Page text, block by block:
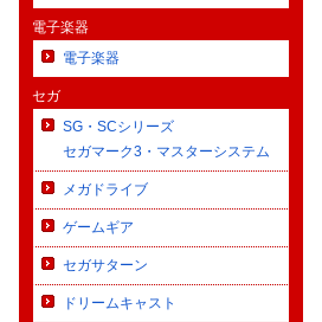
電子楽器
電子楽器
セガ
SG・SCシリーズ
セガマーク3・マスターシステム
メガドライブ
ゲームギア
セガサターン
ドリームキャスト